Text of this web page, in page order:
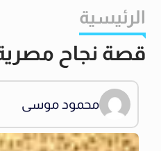
الرئيسية
قصة نجاح
محمود موسى